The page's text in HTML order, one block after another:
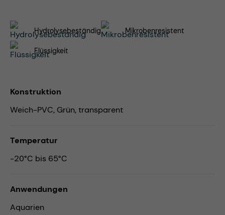
Hydrolysebeständig Mikrobenresistent
Flüssigkeit
Konstruktion
Weich-PVC, Grün, transparent
Temperatur
-20°C bis 65°C
Anwendungen
Aquarien